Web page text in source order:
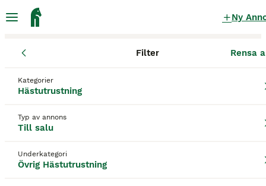
Ny
Filter Rensa
Kategorier
Hästutrustning
Typ av annons
Till salu
Underkategori
Övrig Hästutrustning
Övrig Hästutrustning till salu
Spara sökning